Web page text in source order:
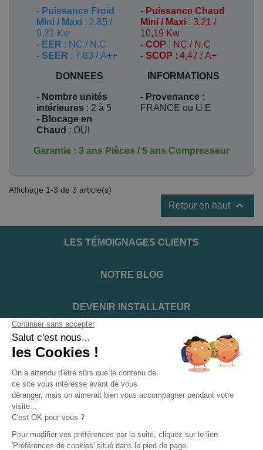
- Puissance Froid
Mini / Maxi : 2,85 /
9,21 Kw
- EER : NC / N.C
- SEER : 7,83 / A++
- Puissance Chaud
Mini / Maxi : 3,21 /
10,19 Kw
- COP : NC / N.C
- SCOP : 4,47 / A+
DONNEES
- Nombre unités
intérieures : 2 à 5
- Blocage en
Chaud : OUI
INFORMATIONS
- Provenance :
FRANCE ou U.E
Garantie : 3 ans Pièces / 5 ans Compresseur
Affichage 1-3 de 3 article(s)
Retour en haut 
LES TÉMOIGNAGES CLIENTS
NOTRE BLOG
DEVENIR INSTALLATEUR
NOTRE SERVICE APRÈS VENTE
NOS PARTENAIRES OFFICIELS
INFORMATIONS ET CONDITIONS